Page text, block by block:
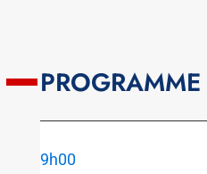
PROGRAMME
9h00